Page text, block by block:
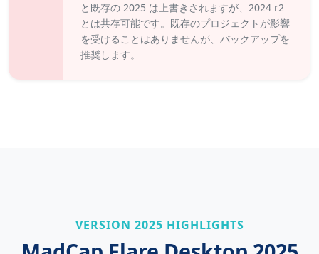
と既存の 2025 は上書きされますが、2024 r2
とは共存可能です。既存のプロジェクトが影響
を受けることはありませんが、バックアップを
推奨します。
VERSION 2025 HIGHLIGHTS